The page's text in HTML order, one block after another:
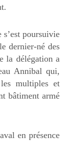
poursuivie
dernier-né des
la délégation a
Annibal qui,
multiples et
bâtiment armé
en présence